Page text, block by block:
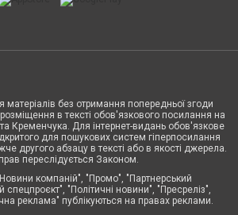
матеріалів без отримання попередньої згоди
в тексті обов'язкового посилання на
Кременчука. Для інтернет-видань обов'язкове
для пошукових систем гіперпосилання
другого абзацу в тексті або в якості джерела.
переслідується Законом.
компаній", "Промо", "Партнерський
спецпроєкт", "Політичні новини", "Пресреліз",
реклама" публікуються на правах реклами.